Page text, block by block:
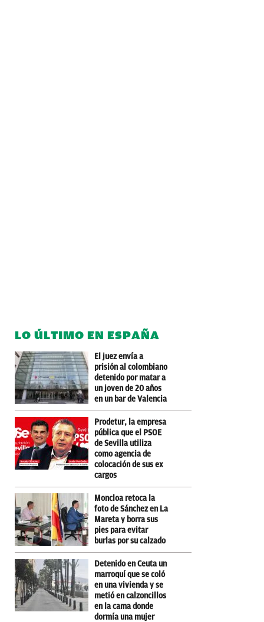
LO ÚLTIMO EN ESPAÑA
El juez envía a
prisión al colombiano
detenido por matar a
un joven de 20 años
en un bar de Valencia
Prodetur, la empresa
pública que el PSOE
de Sevilla utiliza
como agencia de
colocación de sus ex
cargos
Moncloa retoca la
foto de Sánchez en La
Mareta y borra sus
pies para evitar
burlas por su calzado
Detenido en Ceuta un
marroquí que se coló
en una vivienda y se
metió en calzoncillos
en la cama donde
dormía una mujer